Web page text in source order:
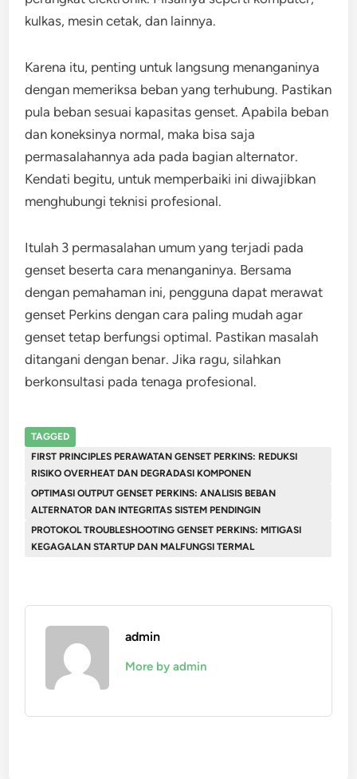
kulkas, mesin cetak, dan lainnya.
Karena itu, penting untuk langsung menanganinya
dengan memeriksa beban yang terhubung. Pastikan
pula beban sesuai kapasitas genset. Apabila beban
dan koneksinya normal, maka bisa saja
permasalahannya ada pada bagian alternator.
Kendati begitu, untuk memperbaiki ini diwajibkan
menghubungi teknisi profesional.
Itulah 3 permasalahan umum yang terjadi pada
genset beserta cara menanganinya. Bersama
dengan pemahaman ini, pengguna dapat merawat
genset Perkins dengan cara paling mudah agar
genset tetap berfungsi optimal. Pastikan masalah
ditangani dengan benar. Jika ragu, silahkan
berkonsultasi pada tenaga profesional.
TAGGED
FIRST PRINCIPLES PERAWATAN GENSET PERKINS: REDUKSI
RISIKO OVERHEAT DAN DEGRADASI KOMPONEN
OPTIMASI OUTPUT GENSET PERKINS: ANALISIS BEBAN
ALTERNATOR DAN INTEGRITAS SISTEM PENDINGIN
PROTOKOL TROUBLESHOOTING GENSET PERKINS: MITIGASI
KEGAGALAN STARTUP DAN MALFUNGSI TERMAL
admin
More by admin